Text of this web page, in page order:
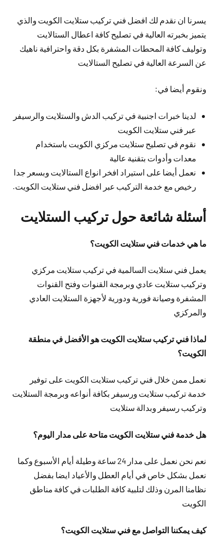
يسرنا ان نقدم لك افضل فني تركيب ستلايت الكويت والذي
يتميز بخبرته العالية في تصليح كافة اعطال الستالايت
وتوليف كافة المحطات المشفرة بكل دقة واحترافية ناهيك
عن السرعة العالية في تصليح الستالايت
ونقوم أيضا في:
لدينا خبرات اجنبية في تركيب الدش والستلايت والرسيفر
عبر فني ستلايت الكويت
نقوم في تصليح ستلايت مركزي الكويت باستخدام
معدات وأدوات بتقنية عالية
نعمل أيضا على استيراد افخر انواع الستالايت وبسعر جدا
رخيص مع خدمة التركيب عبر افضل فني ستلايت الكويت.
أسئلة شائعة حول تركيب الستلايت
ما هي خدمات فني ستلايت الكويت؟
يعمل فني ستلايت السالمية في تركيب ستلايت مركزي
وتركيب ستلايت عادي وبرمجة القنوات وفتح القنوات
المشفرة وصيانة فورية ودورية لأجهزة الستلايت العادي
والمركزي
لماذا فني تركيب ستلايت الكويت هو الأفضل في منطقة
الكويت؟
نعمل ممن خلال فني تركيب ستلايت الكويت على توفير
خدمة تركيب ستلايت ورسيفر بكافة أنواعه وبرمجة الستلايت
وتركيب رسيفر وبدالة ستلايت
هل خدمة فني ستلايت الكويت متاحة على مدار اليوم؟
نعم نحن نعمل على مدار 24 ساعة وطيلة أيام الأسبوع وكما
نعمل بشكل خاص في أيام العطل والأعياد ايضا بفضل
نظامنا المرن وذلك لتلبية كافة الطلبات في كافة مناطق
الكويت
كيف يمكننا التواصل مع فني ستلايت الكويت؟